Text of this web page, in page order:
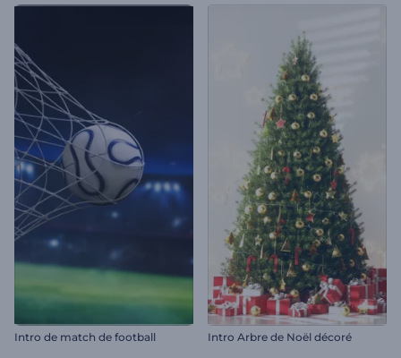
Intro de match de football Intro Arbre de Noël décoré